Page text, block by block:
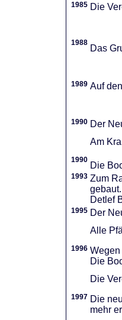
1985 Die
1988
Das
1989 Auf
1990 Der
Am
1990
Die
1993 Zum
gebaut.
Detlef
1995 Der
Alle
1996
Die
Die
1997 Die
mehr